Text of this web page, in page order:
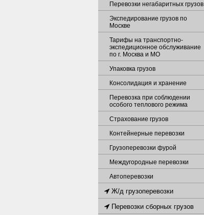
Перевозки негабаритных грузов
Экспедирование грузов по
Москве
Тарифы на транспортно-
экспедиционное обслуживание
по г. Москва и МО
Упаковка грузов
Консолидация и хранение
Перевозка при соблюдении
особого теплового режима
Страхование грузов
Контейнерные перевозки
Грузоперевозки фурой
Междугородные перевозки
Автоперевозки
Ж/д грузоперевозки
Перевозки сборных грузов